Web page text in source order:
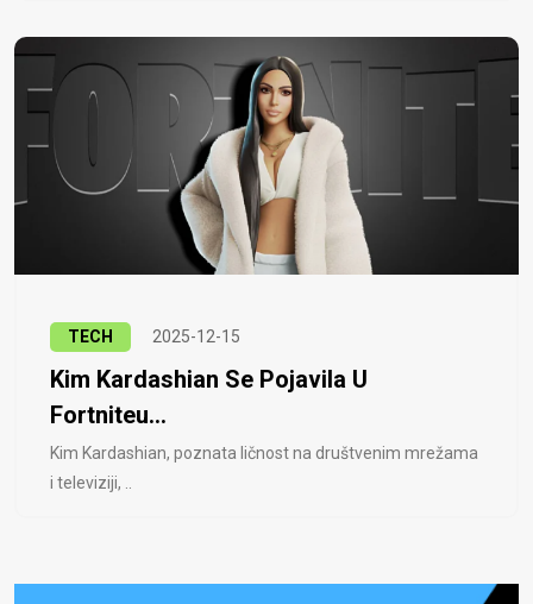
TECH 2025-12-15
Kim Kardashian Se Pojavila U
Fortniteu...
Kim Kardashian, poznata ličnost na društvenim mrežama
i televiziji, ..